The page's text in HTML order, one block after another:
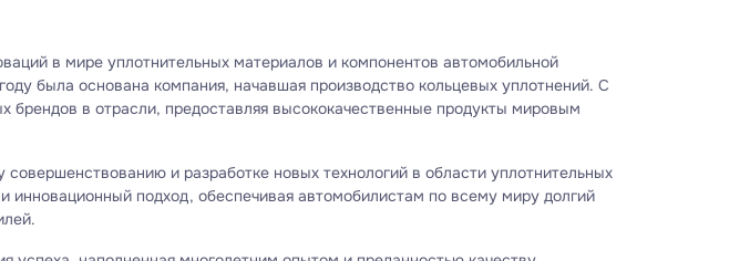
в мире уплотнительных материалов и компонентов автомобильной
была основана компания, начавшая производство кольцевых уплотнений. С
в отрасли, предоставляя высококачественные продукты мировым
и разработке новых технологий в области уплотнительных
подход, обеспечивая автомобилистам по всему миру долгий